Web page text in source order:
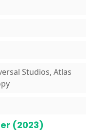
Studios, Atlas
(2023)